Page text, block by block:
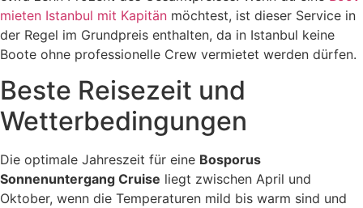
mieten Istanbul mit Kapitän möchtest, ist dieser Service in
der Regel im Grundpreis enthalten, da in Istanbul keine
Boote ohne professionelle Crew vermietet werden dürfen.
Beste Reisezeit und
Wetterbedingungen
Die optimale Jahreszeit für eine Bosporus
Sonnenuntergang Cruise liegt zwischen April und
Oktober, wenn die Temperaturen mild bis warm sind und